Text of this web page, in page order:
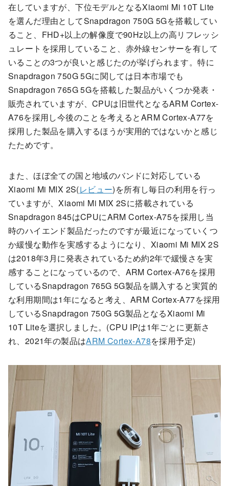
在していますが、下位モデルとなるXiaomi Mi 10T Lite
を選んだ理由としてSnapdragon 750G 5Gを搭載してい
ること、FHD+以上の解像度で90Hz以上の高リフレッシ
ュレートを採用していること、赤外線センサーを有して
いることの3つが良いと感じたのが挙げられます。特に
Snapdragon 750G 5Gに関しては日本市場でも
Snapdragon 765G 5Gを搭載した製品がいくつか発表・
販売されていますが、CPUは旧世代となるARM Cortex-
A76を採用し今後のことを考えるとARM Cortex-A77を
採用した製品を購入するほうが実用的ではないかと感じ
たためです。
また、ほぼ全ての国と地域のバンドに対応している
Xiaomi Mi MIX 2S(レビュー)を所有し毎日の利用を行っ
ていますが、Xiaomi Mi MIX 2Sに搭載されている
Snapdragon 845はCPUにARM Cortex-A75を採用し当
時のハイエンド製品だったのですが最近になっていくつ
か緩慢な動作を実感するようになり、Xiaomi Mi MIX 2S
は2018年3月に発表されているため約2年で緩慢さを実
感することになっているので、ARM Cortex-A76を採用
しているSnapdragon 765G 5G製品を購入すると実質的
な利用期間は1年になると考え、ARM Cortex-A77を採用
しているSnapdragon 750G 5G製品となるXiaomi Mi
10T Liteを選択しました。(CPU IPは1年ごとに更新さ
れ、2021年の製品はARM Cortex-A78を採用予定)